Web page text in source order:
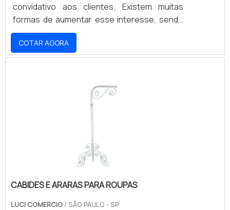
convidativo aos clientes. Existem muitas
formas de aumentar esse interesse, sendo
que uma das mais simples e baratas é
apostar em cabides, pois somente o produto
é capaz de agregar uma série de vantagens
comerciais, como a redução de custos, pela
compra em grandes quantidades, bem como
manter o estoque e a loja abastecida com
COTAR AGORA
CABIDES E ARARAS PARA ROUPAS
LUCI COMERCIO / SÃO PAULO - SP